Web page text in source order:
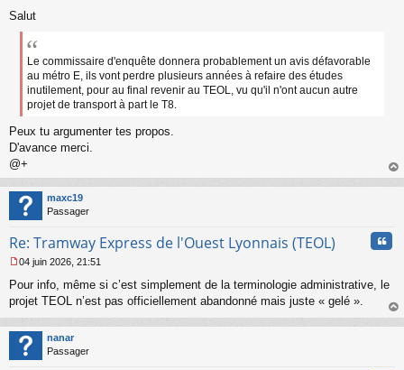
e
s
l
u
Salut
Le commissaire d'enquête donnera probablement un avis défavorable
au métro E, ils vont perdre plusieurs années à refaire des études
inutilement, pour au final revenir au TEOL, vu qu'il n'ont aucun autre
projet de transport à part le T8.
Peux tu argumenter tes propos.
D'avance merci.
@+
au
maxc19
Passager
Re: Tramway Express de l'Ouest Lyonnais (TEOL)
e
s
a
g
e
04 juin 2026, 21:51
Pour info, même si c’est simplement de la terminologie administrative, le
projet TEOL n’est pas officiellement abandonné mais juste « gelé ».
au
nanar
Passager